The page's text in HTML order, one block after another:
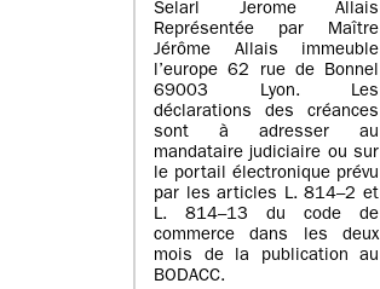
Selarl Jerome Allais
Représentée par Maître
Jérôme Allais immeuble
l’europe 62 rue de Bonnel
69003 Lyon. Les
déclarations des créances
sont à adresser au
mandataire judiciaire ou sur
le portail électronique prévu
par les articles L. 814–2 et
L. 814–13 du code de
commerce dans les deux
mois de la publication au
BODACC.